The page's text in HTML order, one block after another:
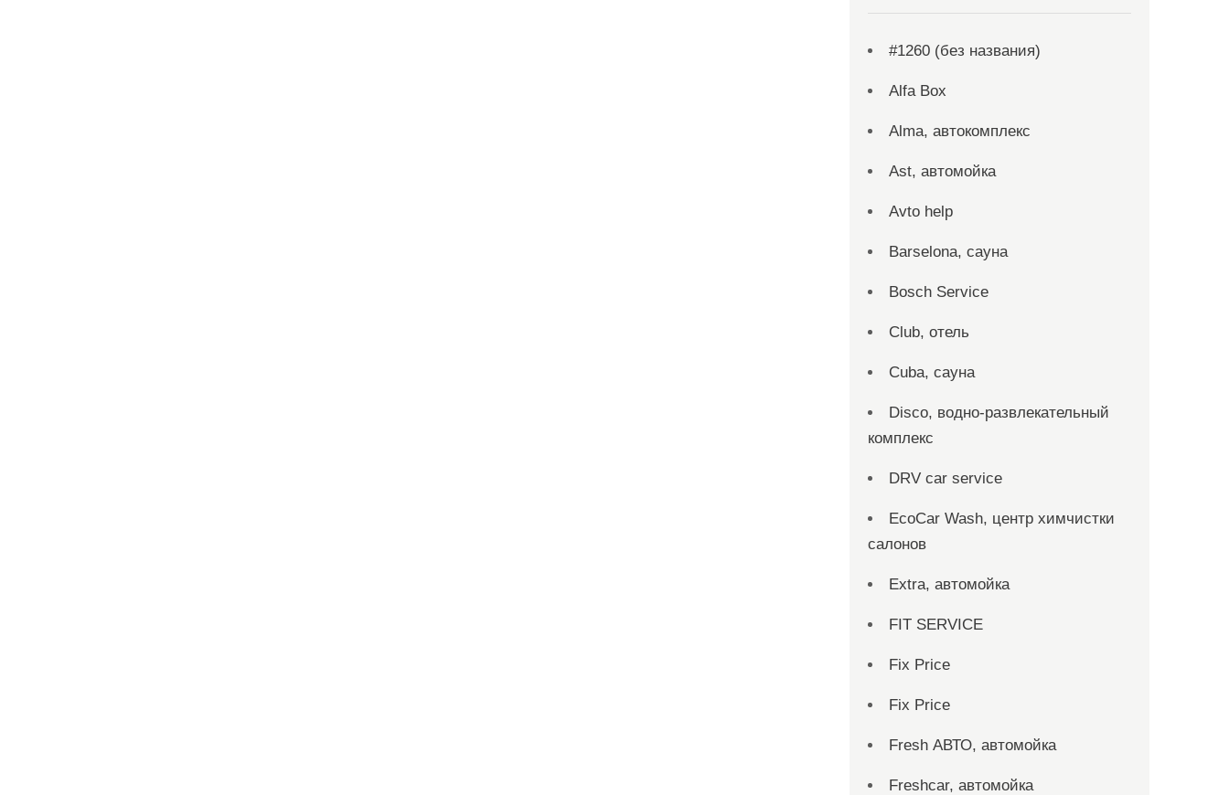
#1260 (без названия)
Alfa Box
Alma, автокомплекс
Ast, автомойка
Avto help
Barselona, сауна
Bosch Service
Club, отель
Cuba, сауна
Disco, водно-развлекательный
комплекс
DRV car service
EcoCar Wash, центр химчистки
салонов
Extra, автомойка
FIT SERVICE
Fix Price
Fix Price
Fresh АВТО, автомойка
Freshcar, автомойка